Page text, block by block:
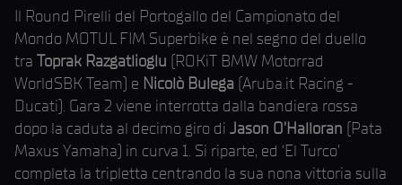
Il Round Pirelli del Portogallo del Campionato del
Mondo MOTUL FIM Superbike è nel segno del duello
tra Toprak Razgatlioglu (ROKiT BMW Motorrad
WorldSBK Team) e Nicolò Bulega (Aruba.it Racing -
Ducati). Gara 2 viene interrotta dalla bandiera rossa
dopo la caduta al decimo giro di Jason O'Halloran (Pata
Maxus Yamaha) in curva 1. Si riparte, ed ‘El Turco’
completa la tripletta centrando la sua nona vittoria sulla